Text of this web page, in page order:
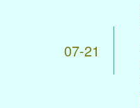
07-21